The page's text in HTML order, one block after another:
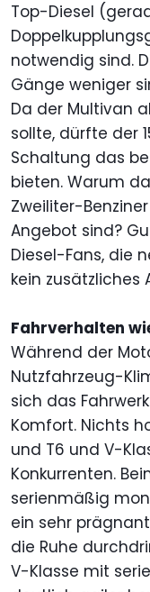
Top-Diesel
notwendig sind.
Gänge weniger
Da der Multivan
sollte, dürfte der
Schaltung das
bieten. Warum
Zweiliter-
Angebot sind?
Diesel-Fans, die
kein zusätzliches
Fahrverhalten
Während der
Nutzfahrzeug-
sich das
Komfort. Nichts
und T6 und V-
Konkurrenten.
serienmäßig
ein sehr
die Ruhe
V-Klasse mit